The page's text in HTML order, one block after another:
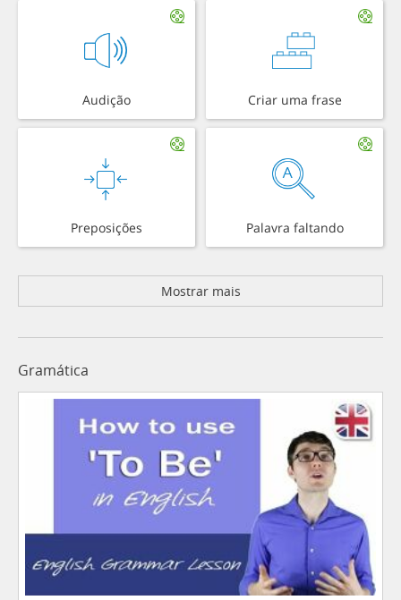
Audição Criar uma frase
Preposições Palavra faltando
Mostrar mais
Gramática